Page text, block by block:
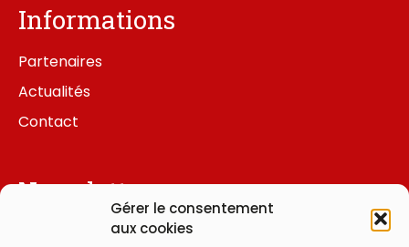
Gérer le consentement
aux cookies
Informations
Partenaires
Actualités
Contact
Newsletter